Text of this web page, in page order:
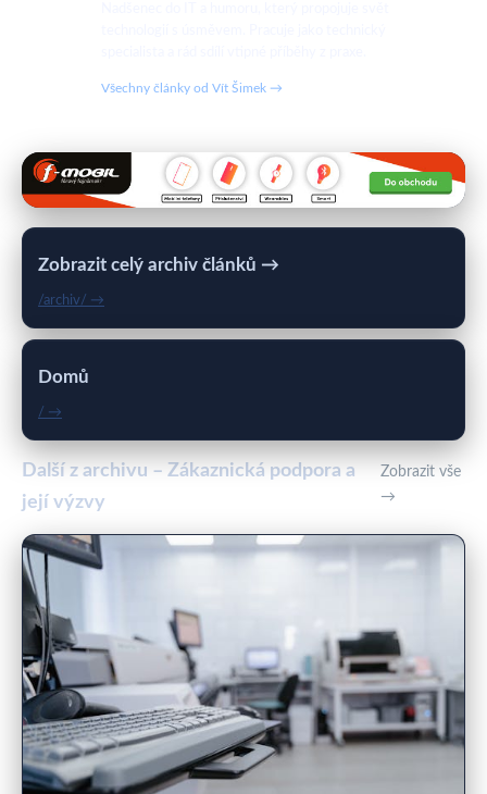
Všechny články od Vít Šimek →
Zobrazit celý archiv článků →
/archiv/ →
Domů
/ →
Další z archivu – Zákaznická podpora a
její výzvy
Zobrazit vše
→